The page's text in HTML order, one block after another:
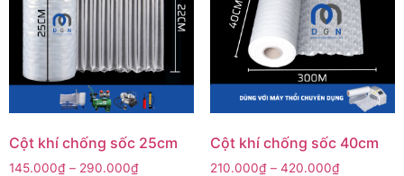
Cột khí chống sốc 25cm
145.000₫ – 290.000₫
Cột khí chống sốc 40cm
210.000₫ – 420.000₫